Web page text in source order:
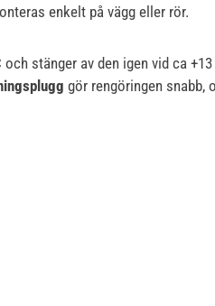
enkelt på vägg eller rör.
och stänger av den igen vid ca
gör rengöringen snabb,